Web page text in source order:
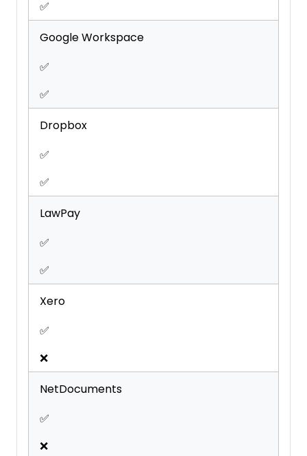
✅
Google Workspace
✅
✅
Dropbox
✅
✅
LawPay
✅
✅
Xero
✅
❌
NetDocuments
✅
❌